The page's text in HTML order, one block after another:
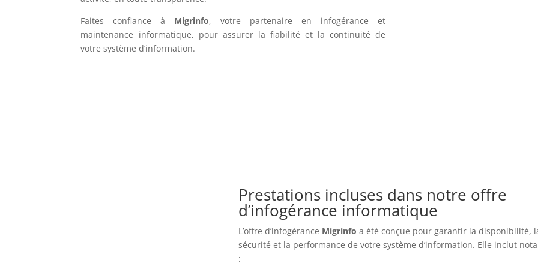
Faites confiance à Migrinfo, votre partenaire en infogérance et
maintenance informatique, pour assurer la fiabilité et la continuité de
votre système d’information.
Prestations incluses dans notre offre
d’infogérance informatique
L’offre d’infogérance Migrinfo a été conçue pour garantir la disponibilité,
sécurité et la performance de votre système d’information. Elle inclut
: